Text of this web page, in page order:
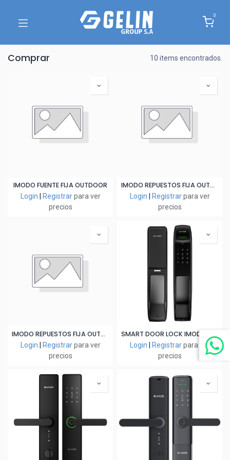
0
Comprar 10 items encontrados.
IMODO FUENTE FIJA OUTDOOR
Login Registrar para ver
precios
IMODO REPUESTOS FIJA OUTDOOR AC CABLE (ENTRE GABINETE)
Login Registrar para ver
precios
IMODO REPUESTOS FIJA OUTDOOR DATA CABLE (ENTRE GABINETE)
Login Registrar para ver
precios
Login Registrar para ver
precios